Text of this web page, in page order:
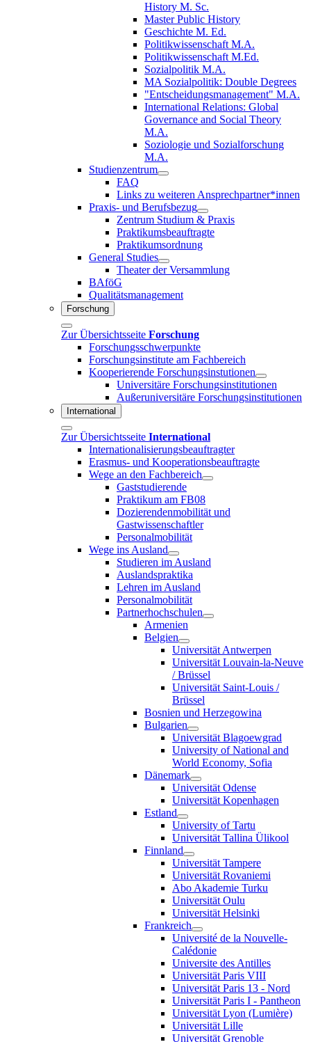
History M. Sc.
Master Public History
Geschichte M. Ed.
Politikwissenschaft M.A.
Politikwissenschaft M.Ed.
Sozialpolitik M.A.
MA Sozialpolitik: Double Degrees
"Entscheidungsmanagement" M.A.
International Relations: Global
Governance and Social Theory
M.A.
Soziologie und Sozialforschung
M.A.
Studienzentrum
FAQ
Links zu weiteren Ansprechpartner*innen
Praxis- und Berufsbezug
Zentrum Studium & Praxis
Praktikumsbeauftragte
Praktikumsordnung
General Studies
Theater der Versammlung
BAföG
Qualitätsmanagement
Forschung
Zur Übersichtsseite Forschung
Forschungsschwerpunkte
Forschungsinstitute am Fachbereich
Kooperierende Forschungsinstutionen
Universitäre Forschungsinstitutionen
Außeruniversitäre Forschungsinstitutionen
International
Zur Übersichtsseite International
Internationalisierungsbeauftragter
Erasmus- und Kooperationsbeauftragte
Wege an den Fachbereich
Gaststudierende
Praktikum am FB08
Dozierendenmobilität und
Gastwissenschaftler
Personalmobilität
Wege ins Ausland
Studieren im Ausland
Auslandspraktika
Lehren im Ausland
Personalmobilität
Partnerhochschulen
Armenien
Belgien
Universität Antwerpen
Universität Louvain-la-Neuve
/ Brüssel
Universität Saint-Louis /
Brüssel
Bosnien und Herzegowina
Bulgarien
Universität Blagoewgrad
University of National and
World Economy, Sofia
Dänemark
Universität Odense
Universität Kopenhagen
Estland
University of Tartu
Universität Tallina Ülikool
Finnland
Universität Tampere
Universität Rovaniemi
Abo Akademie Turku
Universität Oulu
Universität Helsinki
Frankreich
Université de la Nouvelle-
Calédonie
Universite des Antilles
Universität Paris VIII
Universität Paris 13 - Nord
Universität Paris I - Pantheon
Universität Lyon (Lumière)
Universität Lille
Universität Grenoble